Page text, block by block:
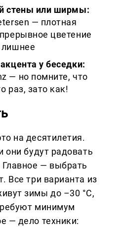
стены или ширмы:
— плотная
цветение
лишнее
у беседки:
— но помните, что
раз, зато как!
на десятилетия.
они будут радовать
— выбрать
Все три варианта из
зимы до –30 °C,
минимум
— дело техники: